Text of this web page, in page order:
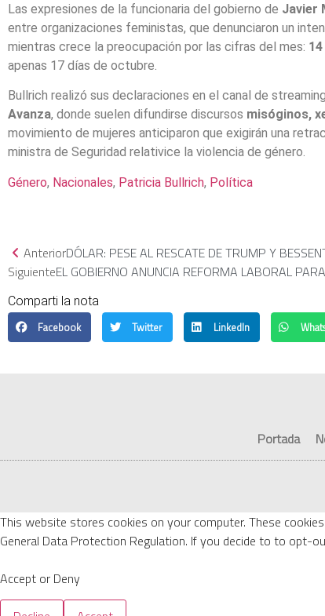
Las expresiones de la funcionaria del gobierno de Javier
entre organizaciones feministas, que denunciaron un
mientras crece la preocupación por las cifras del mes:
apenas 17 días de octubre.
Bullrich realizó sus declaraciones en el canal de streaming
Avanza, donde suelen difundirse discursos misóginos,
movimiento de mujeres anticiparon que exigirán una
ministra de Seguridad relativice la violencia de género.
Género, Nacionales, Patricia Bullrich, Política
AnteriorDÓLAR: PESE AL RESCATE DE TRUMP Y
SiguienteEL GOBIERNO ANUNCIA REFORMA LABORAL
Comparti la nota
Facebook
Twitter LinkedIn
Portada
This website stores cookies on your computer. These
General Data Protection Regulation. If you decide to to opt-
Accept or Deny